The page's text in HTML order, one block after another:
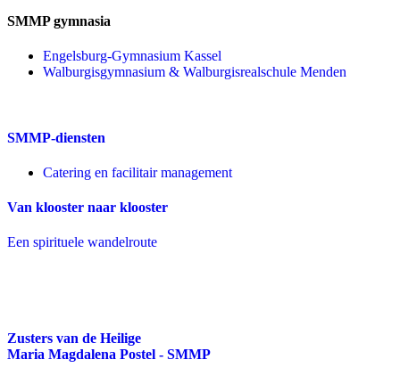
SMMP gymnasia
Engelsburg-Gymnasium Kassel
Walburgisgymnasium & Walburgisrealschule Menden
SMMP-diensten
Catering en facilitair management
Van klooster naar klooster
Een spirituele wandelroute
Zusters van de Heilige
Maria Magdalena Postel - SMMP